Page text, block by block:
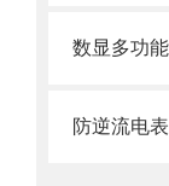
防逆流电